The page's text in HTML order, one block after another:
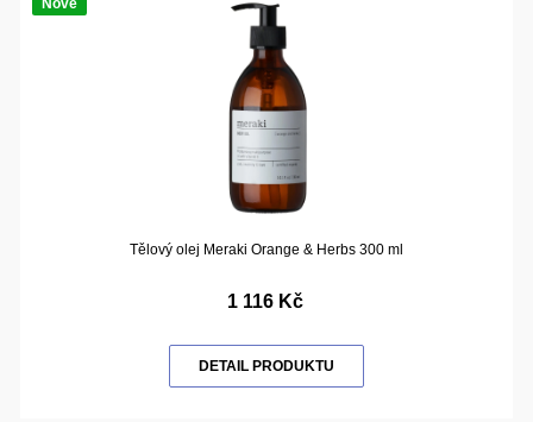
Tělový olej Meraki Orange & Herbs 300 ml
1 116 Kč
DETAIL PRODUKTU